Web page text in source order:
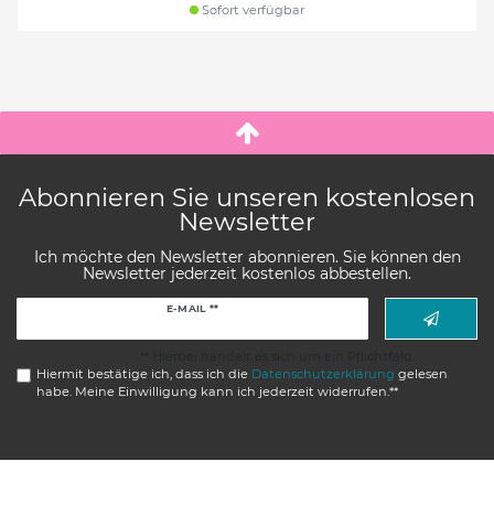
Sofort verfügbar
Abonnieren Sie unseren kostenlosen
Newsletter
Ich möchte den Newsletter abonnieren. Sie können den
Newsletter jederzeit kostenlos abbestellen.
E-MAIL **
Hiermit bestätige ich, dass ich die Daten­schutz­erklärung gelesen
habe. Meine Einwilligung kann ich jederzeit widerrufen.**